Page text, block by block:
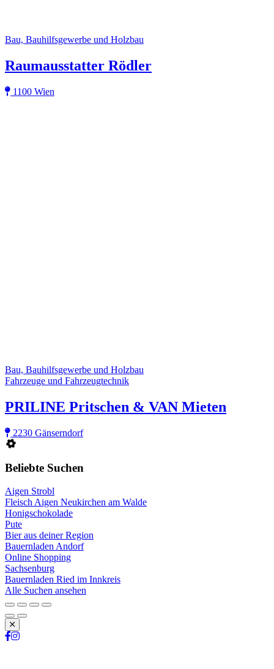
Bau, Bauhilfsgewerbe und Holzbau
Raumausstatter Rödler
1100 Wien
Bau, Bauhilfsgewerbe und Holzbau
Fahrzeuge und Fahrzeugtechnik
PRILINE Pritschen & VAN Mieten
2230 Gänserndorf
Beliebte Suchen
Aigen Strobl
Fleisch Aigen Neukirchen am Walde
Honigschokolade
Pute
Bier aus deiner Region
Bauernladen Andorf
Online Shopping
Sachsenburg
Bauernladen Ried im Innkreis
Alle Suchen ansehen
Schließen